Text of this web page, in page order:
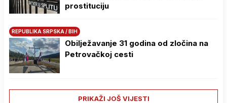
prostituciju
REPUBLIKA SRPSKA / BIH
Obilježavanje 31 godina od zločina na
Petrovačkoj cesti
PRIKAŽI JOŠ VIJESTI